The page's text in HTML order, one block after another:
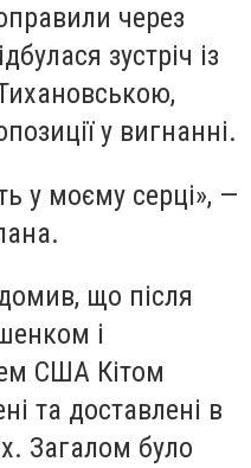
через
зустріч із
у вигнанні.
у моєму серці», —
що після
і
США Кітом
та доставлені в
Загалом було